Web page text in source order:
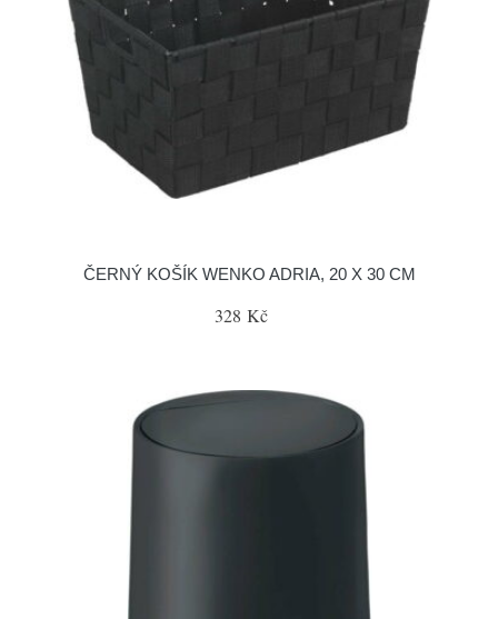
ČERNÝ KOŠÍK WENKO ADRIA, 20 X 30 CM
328 Kč